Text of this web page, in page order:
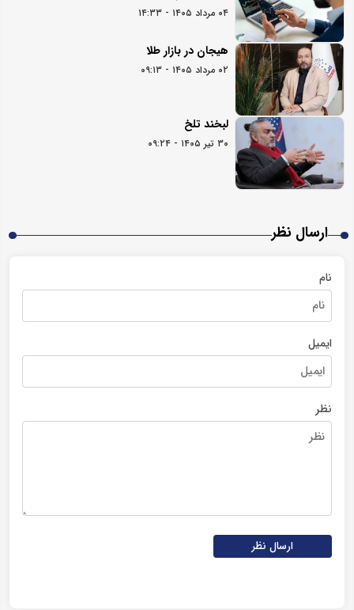
۰۴ مرداد ۱۴۰۵ - ۱۴:۳۳
هیجان در بازار طلا
۰۲ مرداد ۱۴۰۵ - ۰۹:۱۳
لبخند تلخ
۳۰ تیر ۱۴۰۵ - ۰۹:۲۴
ارسال نظر
نام
ایمیل
نظر
ارسال نظر